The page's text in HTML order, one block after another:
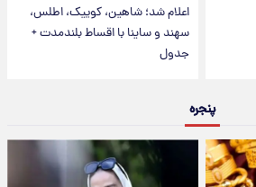
اعلام شد؛ شاهین، کوییک، اطلس،
سهند و ساینا با اقساط بلندمدت +
جدول
پنجره